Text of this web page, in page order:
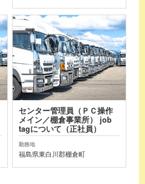
センター管理員（ＰＣ操作
メイン／棚倉事業所） job
tagについて（正社員）
勤務地
福島県東白川郡棚倉町